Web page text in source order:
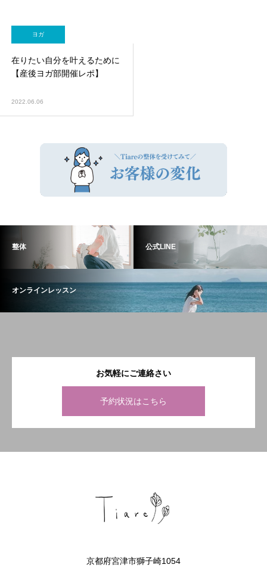
ヨガ
在りたい自分を叶えるために
【産後ヨガ部開催レポ】
2022.06.06
整体 公式LINE
オンラインレッスン
お気軽にご連絡さい
予約状況はこちら
京都府宮津市獅子崎1054